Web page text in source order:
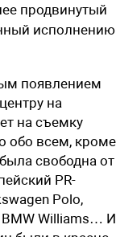
продвинутый
исполнению
появлением
на
на съемку
обо всем, кроме
свободна от
PR-
Polo,
BMW Williams… И